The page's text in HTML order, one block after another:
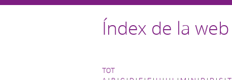
Índex de la web
TOT